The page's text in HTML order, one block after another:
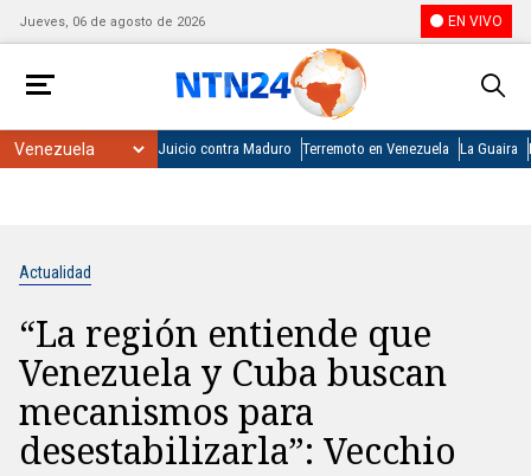
Jueves, 06 de agosto de 2026 EN VIVO
Juicio contra Maduro Terremoto en Venezuela La Guaira
Actualidad
“La región entiende que
Venezuela y Cuba buscan
mecanismos para
desestabilizarla”: Vecchio